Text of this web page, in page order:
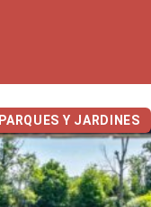
PARQUES Y JARDINES